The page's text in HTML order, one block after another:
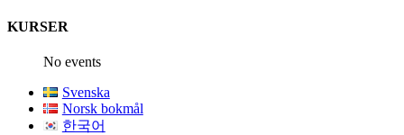
KURSER
No events
Svenska
Norsk bokmål
한국어